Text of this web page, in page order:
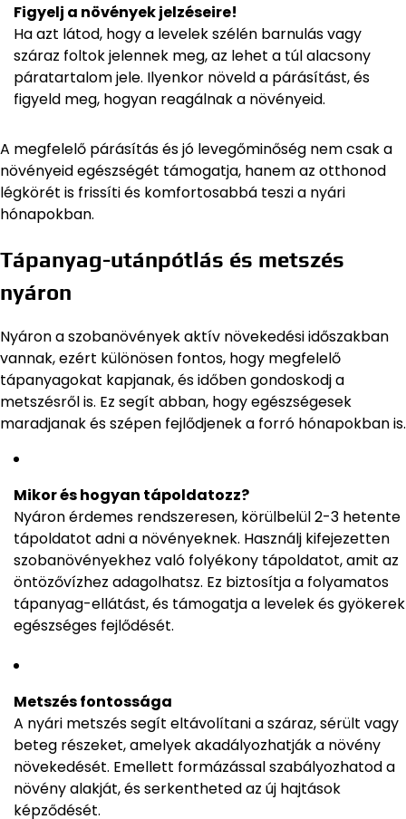
Figyelj a növények jelzéseire!
Ha azt látod, hogy a levelek szélén barnulás vagy
száraz foltok jelennek meg, az lehet a túl alacsony
páratartalom jele. Ilyenkor növeld a párásítást, és
figyeld meg, hogyan reagálnak a növényeid.
A megfelelő párásítás és jó levegőminőség nem csak a
növényeid egészségét támogatja, hanem az otthonod
légkörét is frissíti és komfortosabbá teszi a nyári
hónapokban.
Tápanyag-utánpótlás és metszés
nyáron
Nyáron a szobanövények aktív növekedési időszakban
vannak, ezért különösen fontos, hogy megfelelő
tápanyagokat kapjanak, és időben gondoskodj a
metszésről is. Ez segít abban, hogy egészségesek
maradjanak és szépen fejlődjenek a forró hónapokban is.
Mikor és hogyan tápoldatozz?
Nyáron érdemes rendszeresen, körülbelül 2-3 hetente
tápoldatot adni a növényeknek. Használj kifejezetten
szobanövényekhez való folyékony tápoldatot, amit az
öntözővízhez adagolhatsz. Ez biztosítja a folyamatos
tápanyag-ellátást, és támogatja a levelek és gyökerek
egészséges fejlődését.
Metszés fontossága
A nyári metszés segít eltávolítani a száraz, sérült vagy
beteg részeket, amelyek akadályozhatják a növény
növekedését. Emellett formázással szabályozhatod a
növény alakját, és serkentheted az új hajtások
képződését.